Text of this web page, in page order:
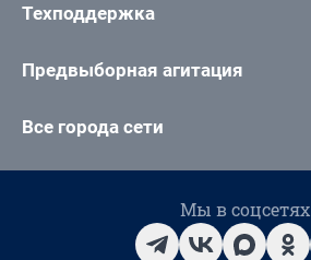
Техподдержка
Предвыборная агитация
Все города сети
Мы в соцсетях